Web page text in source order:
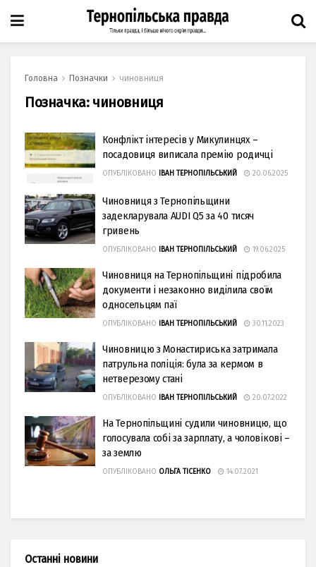
Головна Позначки чиновниця
Позначка: чиновниця
Конфлікт інтересів у Микулинцях –
посадовиця виписала премію родичці
ОПУБЛІКОВАНО ІВАН ТЕРНОПІЛЬСЬКИЙ 20.06.2025
Чиновниця з Тернопільщини
задекларувала AUDI Q5 за 40 тисяч
гривень
ОПУБЛІКОВАНО ІВАН ТЕРНОПІЛЬСЬКИЙ 19.06.2025
Чиновниця на Тернопільщині підробила
документи і незаконно виділила своїм
односельцям паї
ОПУБЛІКОВАНО ІВАН ТЕРНОПІЛЬСЬКИЙ 30.11.2023
Чиновницю з Монастириська затримала
патрульна поліція: була за кермом в
нетверезому стані
ОПУБЛІКОВАНО ІВАН ТЕРНОПІЛЬСЬКИЙ 20.07.2022
На Тернопільщині судили чиновницю, що
голосувала собі за зарплату, а чоловікові –
за землю
ОПУБЛІКОВАНО ОЛЬГА ТІСЕНКО 14.07.2021
Останні новини